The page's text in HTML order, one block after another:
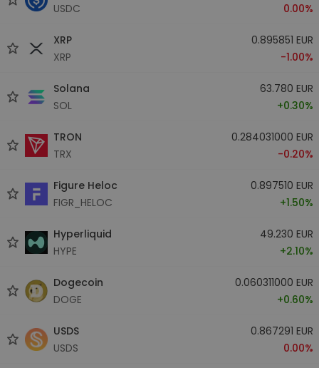
USDC
0.00%
XRP
XRP
0.895851 EUR
-1.00%
Solana
SOL
63.780 EUR
+0.30%
TRON
TRX
0.284031000 EUR
-0.20%
Figure Heloc
FIGR_HELOC
0.897510 EUR
+1.50%
Hyperliquid
HYPE
49.230 EUR
+2.10%
Dogecoin
DOGE
0.060311000 EUR
+0.60%
USDS
USDS
0.867291 EUR
0.00%